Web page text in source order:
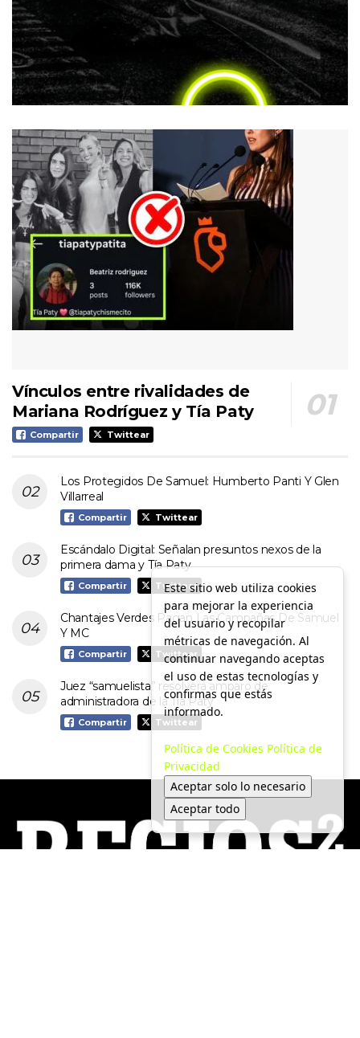
Vínculos entre rivalidades de
Mariana Rodríguez y Tía Paty
Compartir Twittear
Los Protegidos De Samuel: Humberto Panti Y Glen
Villarreal
Compartir Twittear
Escándalo Digital: Señalan presuntos nexos de la
primera dama y Tía Paty
Compartir Twittear
Chantajes Verdes Pagan Las Campañas De Samuel
Y MC
Compartir Twittear
Juez “samuelista” resolverá amparo de
administradora de la Tía Paty
Compartir Twittear
Este sitio web utiliza cookies
para mejorar la experiencia
del usuario y recopilar
métricas de navegación. Al
continuar navegando aceptas
el uso de estas tecnologías y
confirmas que estás
informado.
Política de Cookies Política de
Privacidad
Aceptar solo lo necesario
Aceptar todo